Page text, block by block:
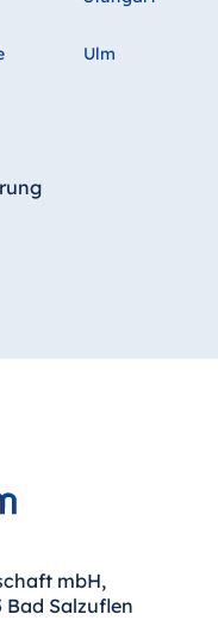
Ulm
mbH,
Bad Salzuflen